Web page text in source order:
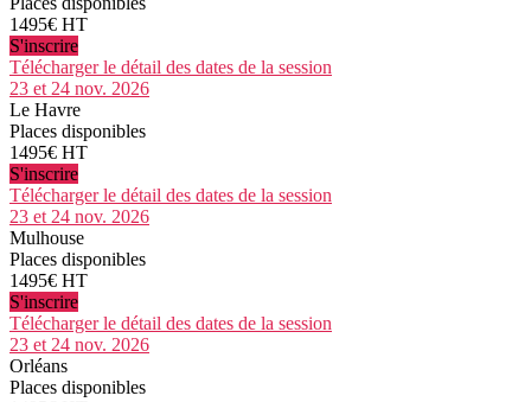
1495€ HT
S'inscrire
Télécharger le détail des dates de la session
23 et 24 nov. 2026
Le Havre
Places disponibles
1495€ HT
S'inscrire
Télécharger le détail des dates de la session
23 et 24 nov. 2026
Mulhouse
Places disponibles
1495€ HT
S'inscrire
Télécharger le détail des dates de la session
23 et 24 nov. 2026
Orléans
Places disponibles